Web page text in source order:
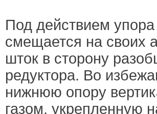
Под действием упора
смещается на своих
шток в сторону
редуктора. Во
нижнюю опору
газом, укрепленную